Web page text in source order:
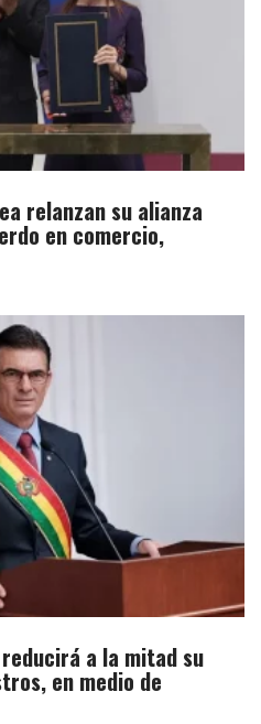
relanzan su alianza
en comercio,
a la mitad su
en medio de